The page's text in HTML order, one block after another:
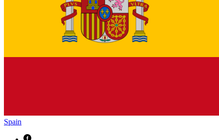
Spain